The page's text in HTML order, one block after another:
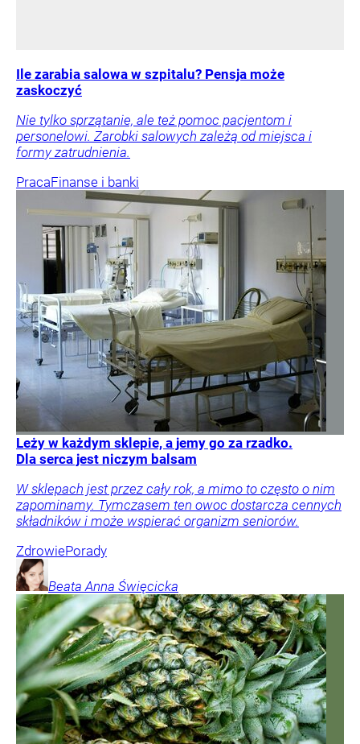
Ile zarabia salowa w szpitalu? Pensja może
zaskoczyć
Nie tylko sprzątanie, ale też pomoc pacjentom i
personelowi. Zarobki salowych zależą od miejsca i
formy zatrudnienia.
PracaFinanse i banki
Leży w każdym sklepie, a jemy go za rzadko.
Dla serca jest niczym balsam
W sklepach jest przez cały rok, a mimo to często o nim
zapominamy. Tymczasem ten owoc dostarcza cennych
składników i może wspierać organizm seniorów.
ZdrowiePorady
Beata Anna Święcicka